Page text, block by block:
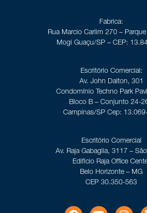
Fabrica:
Rua Marcio Carlim 270 –
Mogi Guaçu/SP – CEP:
Escritório Comercial:
Av. John Dalton, 301
Condomínio Techno Park
Bloco B – Conjunto 24-
Campinas/SP Cep:
Escritório Comercial
Av. Raja Gabaglia, 3117 –
Edifício Raja Office
Belo Horizonte – MG
CEP 30.350-563